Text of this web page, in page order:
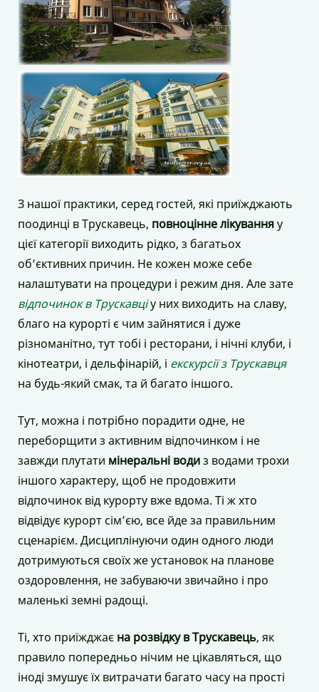
З нашої практики, серед гостей, які приїжджають
поодинці в Трускавець, повноцінне лікуванняу
цієї категорії виходить рідко, з багатьох
об’єктивних причин. Не кожен може себе
налаштувати на процедури і режим дня. Але зате
відпочинок в Трускавціу них виходить на славу,
благо на курорті є чим зайнятися і дуже
різноманітно, тут тобі і ресторани, і нічні клуби, і
кінотеатри, і дельфінарій, і екскурсії з Трускавця
на будь-який смак, та й багато іншого.
Тут, можна і потрібно порадити одне, не
переборщити з активним відпочинком і не
завжди плутати мінеральні водиз водами трохи
іншого характеру, щоб не продовжити
відпочинок від курорту вже вдома. Ті ж хто
відвідує курорт сім’єю, все йде за правильним
сценарієм. Дисциплінуючи один одного люди
дотримуються своїх же установок на планове
оздоровлення, не забуваючи звичайно і про
маленькі земні радощі.
Ті, хто приїжджає на розвідку в Трускавець, як
правило попередньо нічим не цікавляться, що
іноді змушує їх витрачати багато часу на прості